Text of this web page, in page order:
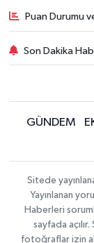
Puan Durumu
Son Dakika
GÜNDEM
Sitede
Yayınlanan
Haberleri
sayfada
fotoğraflar izin